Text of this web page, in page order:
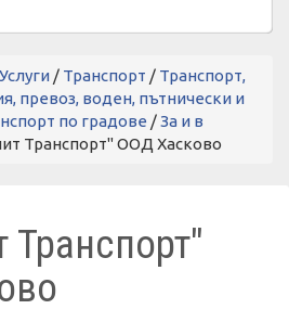
Услуги/ Транспорт / Транспорт,
превоз, воден, пътнически и
по градове /За и в
Транспорт" ООД Хасково
Транспорт"